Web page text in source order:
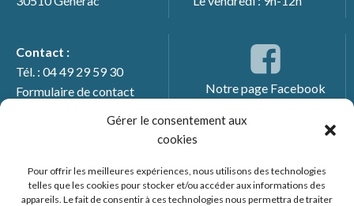
Gérer le consentement aux
cookies
Pour offrir les meilleures expériences, nous utilisons des technologies
telles que les cookies pour stocker et/ou accéder aux informations des
appareils. Le fait de consentir à ces technologies nous permettra de traiter
Contact :
Tél. : 04 49 29 59 30
Formulaire de contact
Notre page Facebook